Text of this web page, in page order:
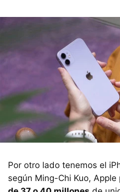
Por otro lado tenemos el
según Ming-Chi Kuo,